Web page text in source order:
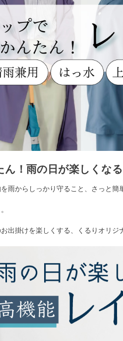
！雨の日が楽しくな
雨からしっかり守ること、さっと簡
出掛けを楽しくする、くるりオリジ